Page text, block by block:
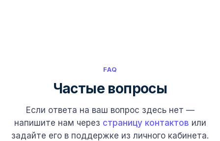
FAQ
Частые вопросы
Если ответа на ваш вопрос здесь нет —
напишите нам через страницу контактов или
задайте его в поддержке из личного кабинета.